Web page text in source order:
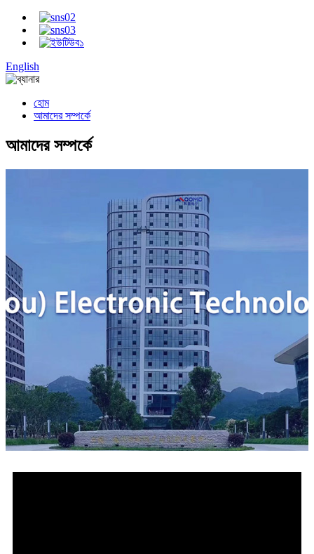
English
হোম
আমাদের সম্পর্কে
আমাদের সম্পর্কে